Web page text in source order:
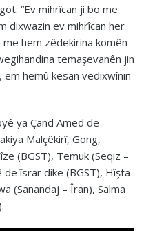
“Ev mihrîcan ji bo me
dixwazin ev mihrîcan her
hem zêdekirina komên
temaşevanên jin
hemû kesan vedixwînin
ya Çand Amed de
Malçêkirî, Gong,
(BGST), Temuk (Seqiz –
de îsrar dike (BGST), Hîşta
(Sanandaj – Îran), Salma